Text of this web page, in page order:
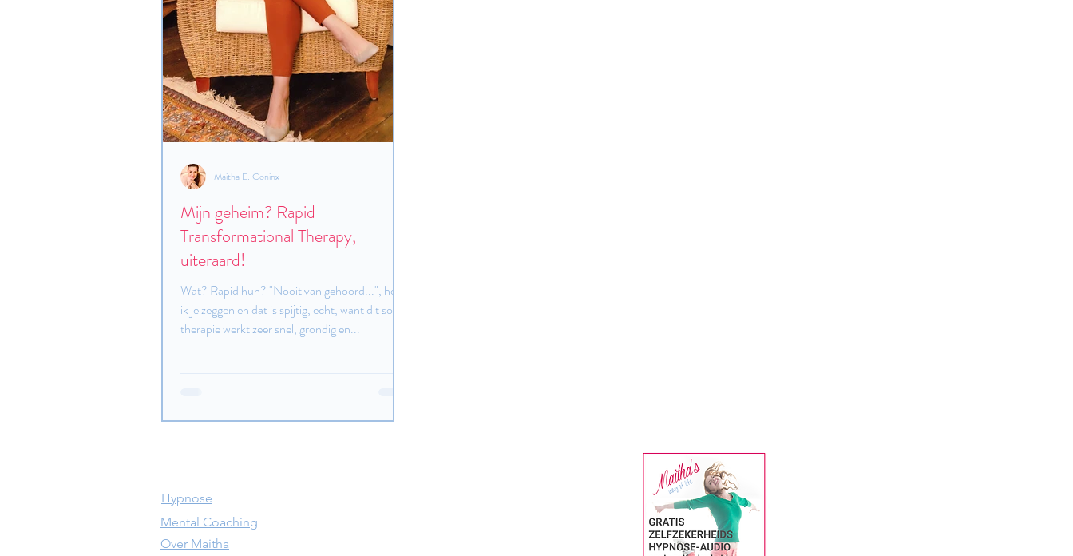
Mijn geheim? Rapid
Transformational Therapy,
uiteraard!
Wat? Rapid huh? "Nooit van gehoord...", hoor
ik je zeggen en dat is spijtig, echt, want dit soort
therapie werkt zeer snel, grondig en...
Maitha E. Coninx
Hypnose
Mental Coaching
Over Maitha